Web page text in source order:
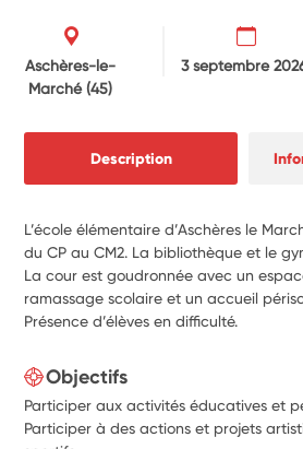
Aschères-le-
Marché(45)
3 septembre
Description
L’école élémentaire d’Aschères le
du CP au CM2. La bibliothèque et le
La cour est goudronnée avec un
ramassage scolaire et un accueil
Présence d’élèves en difficulté.
Objectifs
Participer aux activités éducatives et
Participer à des actions et projets